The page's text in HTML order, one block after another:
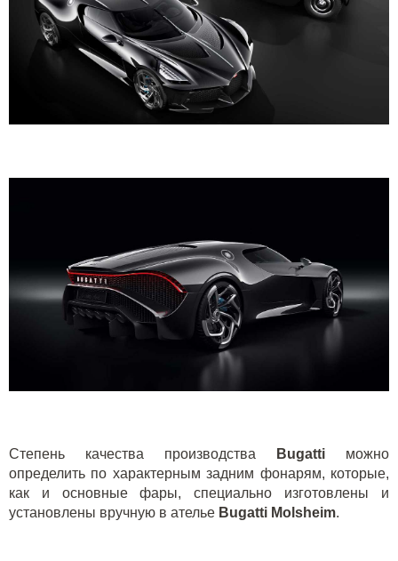
Степень качества производства Bugatti можно
определить по характерным задним фонарям, которые,
как и основные фары, специально изготовлены и
установлены вручную в ателье Bugatti Molsheim.